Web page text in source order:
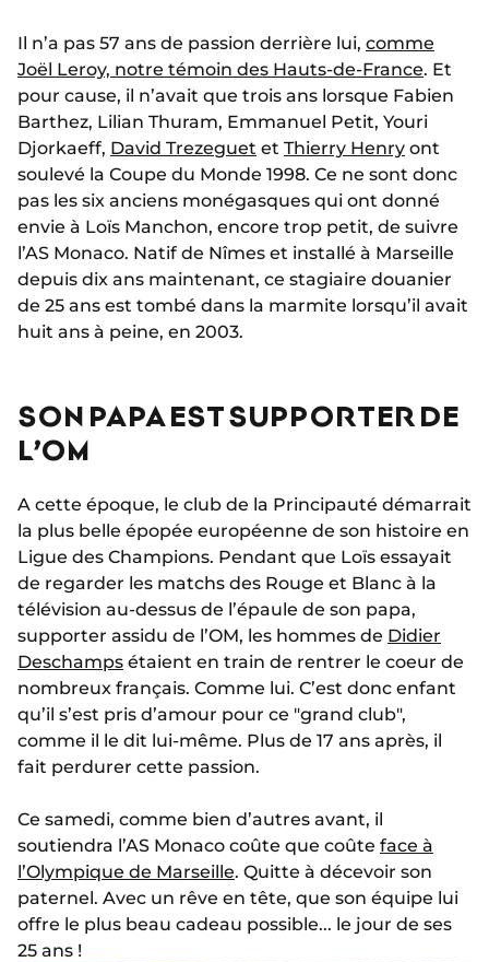
Il n’a pas 57 ans de passion derrière lui, comme
Joël Leroy, notre témoin des Hauts-de-France. Et
pour cause, il n’avait que trois ans lorsque Fabien
Barthez, Lilian Thuram, Emmanuel Petit, Youri
Djorkaeff, David Trezeguet et Thierry Henry ont
soulevé la Coupe du Monde 1998. Ce ne sont donc
pas les six anciens monégasques qui ont donné
envie à Loïs Manchon, encore trop petit, de suivre
l’AS Monaco. Natif de Nîmes et installé à Marseille
depuis dix ans maintenant, ce stagiaire douanier
de 25 ans est tombé dans la marmite lorsqu’il avait
huit ans à peine, en 2003.
SON PAPA EST SUPPORTER DE
L’OM
A cette époque, le club de la Principauté démarrait
la plus belle épopée européenne de son histoire en
Ligue des Champions. Pendant que Loïs essayait
de regarder les matchs des Rouge et Blanc à la
télévision au-dessus de l’épaule de son papa,
supporter assidu de l’OM, les hommes de Didier
Deschamps étaient en train de rentrer le coeur de
nombreux français. Comme lui. C’est donc enfant
qu’il s’est pris d’amour pour ce "grand club",
comme il le dit lui-même. Plus de 17 ans après, il
fait perdurer cette passion.
Ce samedi, comme bien d’autres avant, il
soutiendra l’AS Monaco coûte que coûte face à
l’Olympique de Marseille. Quitte à décevoir son
paternel. Avec un rêve en tête, que son équipe lui
offre le plus beau cadeau possible... le jour de ses
25 ans !